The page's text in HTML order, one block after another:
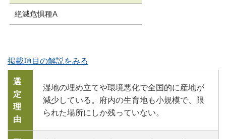
絶滅危惧種A
掲載項目の解説をみる
選
定
理
由
湿地の埋め立てや環境悪化で全国的に産地が
減少している。府内の生育地も小規模で、限
られた場所にしか残っていない。